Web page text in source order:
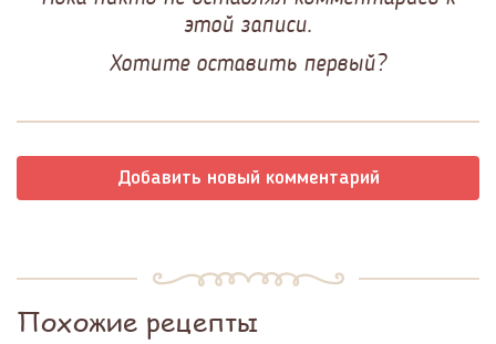
этой записи.
Хотите оставить первый?
Добавить новый комментарий
Похожие рецепты